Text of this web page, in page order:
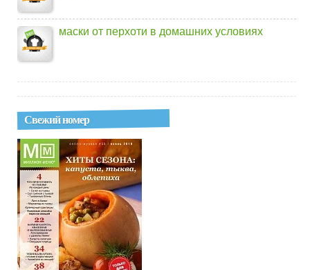
маски от перхоти в домашних условиях
Свежий номер